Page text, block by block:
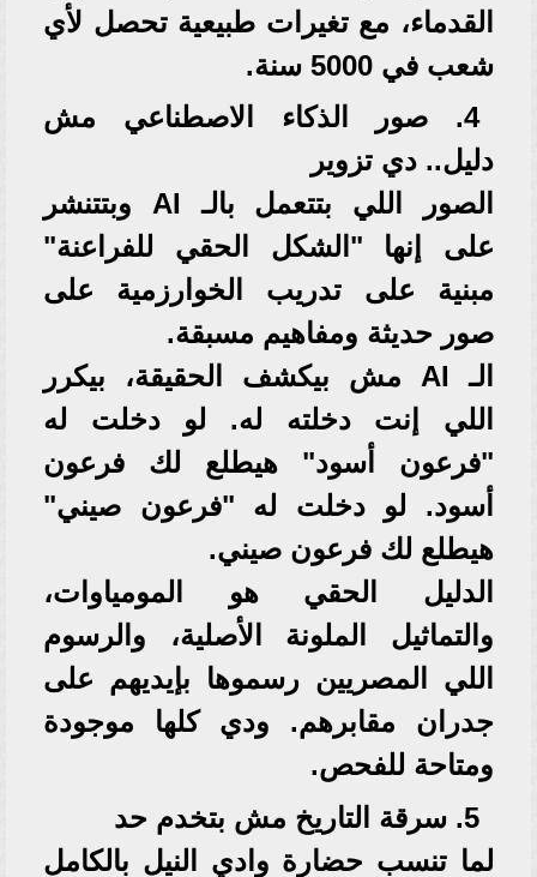
القدماء، مع تغيرات طبيعية تحصل لأي
شعب في 5000 سنة.
4. صور الذكاء الاصطناعي مش
دليل.. دي تزوير
الصور اللي بتتعمل بالـ AI وبتتنشر
على إنها "الشكل الحقي للفراعنة"
مبنية على تدريب الخوارزمية على
صور حديثة ومفاهيم مسبقة.
الـ AI مش بيكشف الحقيقة، بيكرر
اللي إنت دخلته له. لو دخلت له
"فرعون أسود" هيطلع لك فرعون
أسود. لو دخلت له "فرعون صيني"
هيطلع لك فرعون صيني.
الدليل الحقي هو المومياوات،
والتماثيل الملونة الأصلية، والرسوم
اللي المصريين رسموها بإيديهم على
جدران مقابرهم. ودي كلها موجودة
ومتاحة للفحص.
5. سرقة التاريخ مش بتخدم حد
لما تنسب حضارة وادي النيل بالكامل